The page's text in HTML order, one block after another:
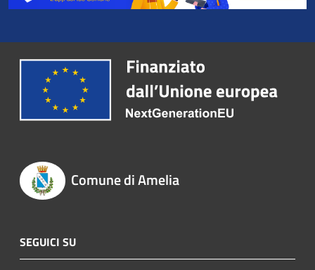
Comune di Amelia
SEGUICI SU